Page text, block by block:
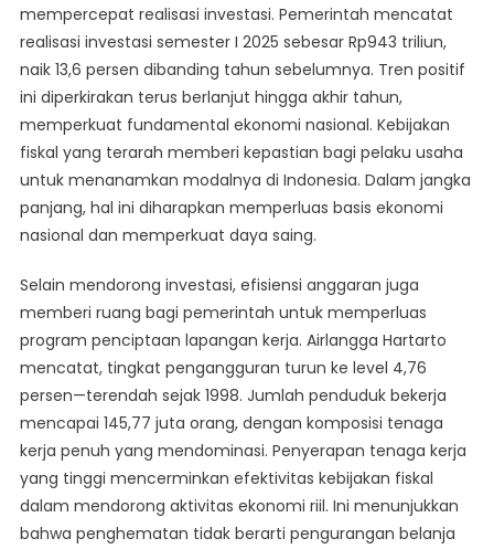
mempercepat realisasi investasi. Pemerintah mencatat
realisasi investasi semester I 2025 sebesar Rp943 triliun,
naik 13,6 persen dibanding tahun sebelumnya. Tren positif
ini diperkirakan terus berlanjut hingga akhir tahun,
memperkuat fundamental ekonomi nasional. Kebijakan
fiskal yang terarah memberi kepastian bagi pelaku usaha
untuk menanamkan modalnya di Indonesia. Dalam jangka
panjang, hal ini diharapkan memperluas basis ekonomi
nasional dan memperkuat daya saing.
Selain mendorong investasi, efisiensi anggaran juga
memberi ruang bagi pemerintah untuk memperluas
program penciptaan lapangan kerja. Airlangga Hartarto
mencatat, tingkat pengangguran turun ke level 4,76
persen—terendah sejak 1998. Jumlah penduduk bekerja
mencapai 145,77 juta orang, dengan komposisi tenaga
kerja penuh yang mendominasi. Penyerapan tenaga kerja
yang tinggi mencerminkan efektivitas kebijakan fiskal
dalam mendorong aktivitas ekonomi riil. Ini menunjukkan
bahwa penghematan tidak berarti pengurangan belanja